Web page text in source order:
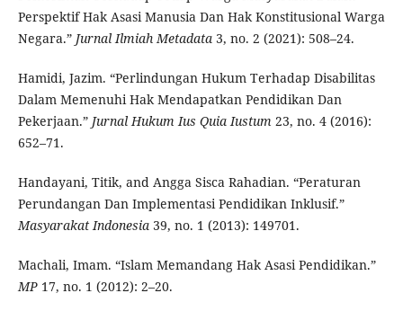
Perspektif Hak Asasi Manusia Dan Hak Konstitusional Warga
Negara.” Jurnal Ilmiah Metadata3, no. 2 (2021): 508–24.
Hamidi, Jazim. “Perlindungan Hukum Terhadap Disabilitas
Dalam Memenuhi Hak Mendapatkan Pendidikan Dan
Pekerjaan.” Jurnal Hukum Ius Quia Iustum 23, no. 4 (2016):
652–71.
Handayani, Titik, and Angga Sisca Rahadian. “Peraturan
Perundangan Dan Implementasi Pendidikan Inklusif.”
Masyarakat Indonesia39, no. 1 (2013): 149701.
Machali, Imam. “Islam Memandang Hak Asasi Pendidikan.”
MP17, no. 1 (2012): 2–20.